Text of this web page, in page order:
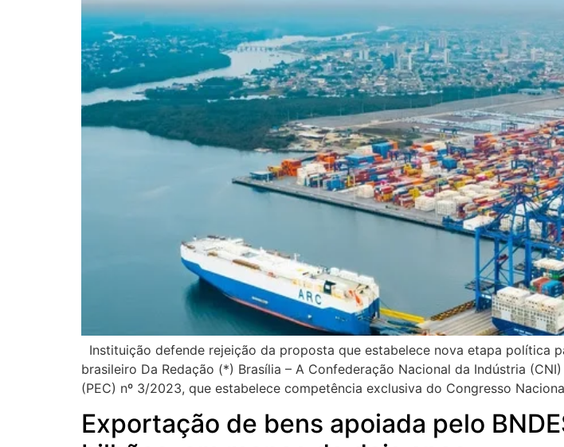
Instituição defende rejeição da proposta que estabelece nova etapa
brasileiro Da Redação (*) Brasília – A Confederação Nacional da Indústria
(PEC) nº 3/2023, que estabelece competência exclusiva do Congresso
Exportação de bens apoiada pelo